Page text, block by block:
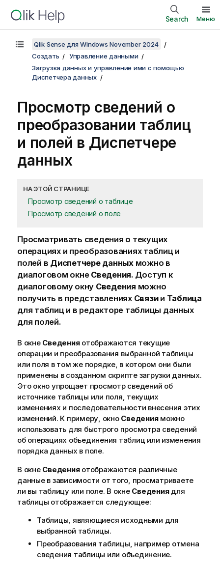
Search Меню
Qlik Sense для Windows November 2024
Создать
Управление данными
Загрузка данных и управление ими с помощью
Диспетчера данных
Просмотр сведений о
преобразовании таблиц
и полей в Диспетчере
данных
НА ЭТОЙ СТРАНИЦЕ
Просмотр сведений о таблице
Просмотр сведений о поле
Просматривать сведения о текущих
операциях и преобразованиях таблиц и
полей в Диспетчере данныхможно в
диалоговом окне Сведения. Доступ к
диалоговому окну Сведения можно
получить в представлениях Связии Таблица
для таблиц и в редакторе таблицы данных
для полей.
В окне Сведенияотображаются текущие
операции и преобразования выбранной таблицы
или поля в том же порядке, в котором они были
применены в созданном скрипте загрузки данных.
Это окно упрощает просмотр сведений об
источнике таблицы или поля, текущих
изменениях и последовательности внесения этих
изменений. К примеру, окно Сведенияможно
использовать для быстрого просмотра сведений
об операциях объединения таблиц или изменения
порядка данных в поле.
В окне Сведенияотображаются различные
данные в зависимости от того, просматриваете
ли вы таблицу или поле. В окне Сведениядля
таблицы отображается следующее:
Таблицы, являющиеся исходными для
выбранной таблицы.
Преобразования таблицы, например отмена
сведения таблицы или объединение.